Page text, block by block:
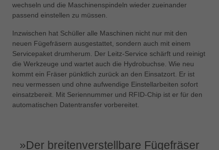
wechseln und die Maschinenspindeln wieder zueinander
passend einstellen zu müssen.
Inzwischen hat Schüller alle Maschinen nicht nur mit den
neuen Fügefräsern ausgestattet, sondern auch mit einem
Servicepaket drumherum. Der Leitz-Service schärft und reinigt
die Werkzeuge und wartet auch die Hydrobuchse. Wie neu
kommt ein Fräser pünktlich zurück an den Einsatzort. Er ist
neu vermessen und ohne aufwendige Einstellarbeiten sofort
einsatzbereit. Mit Seriennummer und RFID-Chip ist er für den
automatischen Datentransfer vorbereitet.
»Der breitenverstellbare Fügefräser